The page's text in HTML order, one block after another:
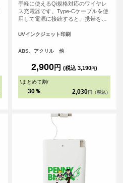
手軽に使えるQi規格対応のワイヤレ
ス充電器です。Type-Cケーブルを使
用して電源に接続すると、携帯を置
アクリルを使用したことで、光が反
きれいに点灯するため、置いている
ベーシックでお使いいただきやすい
ブラック・ホワイトの2色展開です。
自宅やオフィスなどでインテリア感
イベントの記念品やお店のオリジナ
UVインクジェット印刷
ABS、アクリル 他
2,900円 (税込 3,190円)
\まとめて割/
30％ 2,030 円（税込）